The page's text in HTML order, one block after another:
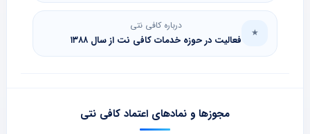
★
درباره کافی نتی
فعالیت در حوزه خدمات کافی نت از سال ۱۳۸۸
مجوزها و نمادهای اعتماد کافی نتی